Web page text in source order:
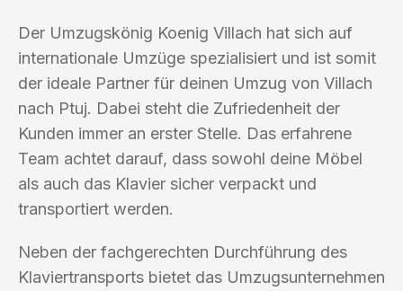
Der Umzugskönig Koenig Villach hat sich auf
internationale Umzüge spezialisiert und ist somit
der ideale Partner für deinen Umzug von Villach
nach Ptuj. Dabei steht die Zufriedenheit der
Kunden immer an erster Stelle. Das erfahrene
Team achtet darauf, dass sowohl deine Möbel
als auch das Klavier sicher verpackt und
transportiert werden.
Neben der fachgerechten Durchführung des
Klaviertransports bietet das Umzugsunternehmen